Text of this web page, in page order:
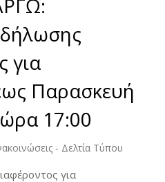
για
Παρασκευή
17:00
- Δελτία Τύπου
για